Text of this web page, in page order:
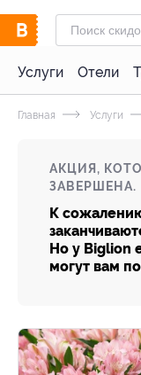
Услуги Отели
Главная Услуги
АКЦИЯ,
ЗАВЕРШЕНА.
К
Но у Biglion
могут вам